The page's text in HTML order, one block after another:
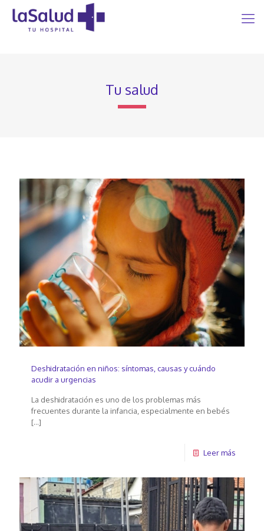
Tu salud
Deshidratación en niños: síntomas, causas y cuándo
acudir a urgencias
La deshidratación es uno de los problemas más
frecuentes durante la infancia, especialmente en bebés
[…]
Leer más